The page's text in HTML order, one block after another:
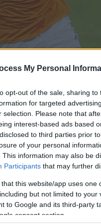
My Personal
opt-out of the sale, sharing
for targeted
selection. Please note that
interest-based ads based
to third parties prior
of your personal
This information may also be
Participants that may further
that this website/app uses
but not limited to
to Google and its third-party
consent section.
το ΕΘΝΟΣ στη Google
τονΙωνικόστη
μια σπουδαία
ανάσα
παράλληλα
ήταν ο